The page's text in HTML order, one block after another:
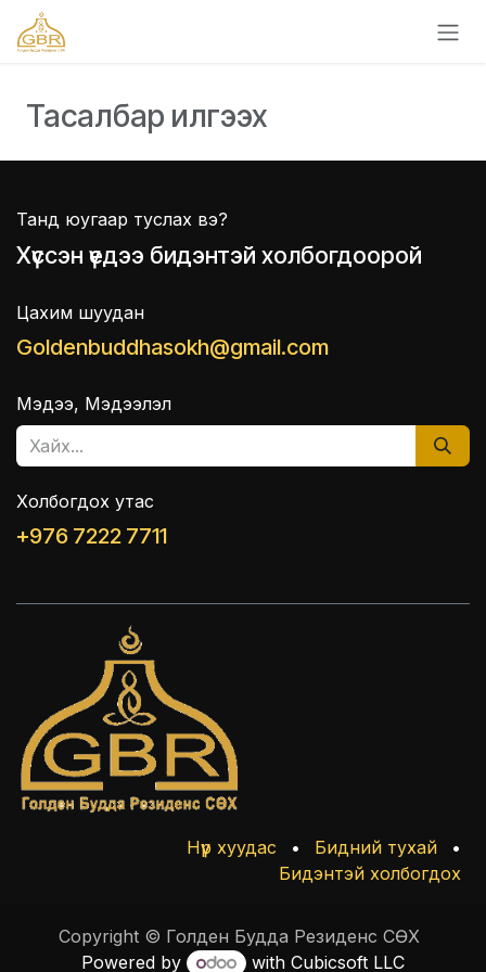
Skip to Content
Тасалбар илгээх
Танд юугаар туслах вэ?
Хүссэн үедээ бидэнтэй холбогдоорой
Цахим шуудан
Goldenbuddhasokh@gmail.com
Мэдээ, Мэдээлэл
Холбогдох утас
+976 7222 7711
Нүүр хуудас • Бидний тухай
•
Бидэнтэй холбогдох
Copyright © Голден Будда Резиденс СӨХ
Powered by
with Cubicsoft LLC